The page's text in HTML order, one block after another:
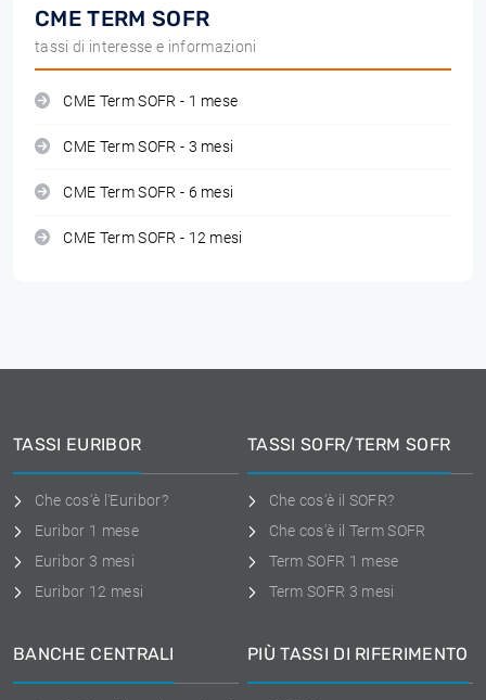
CME TERM SOFR
tassi di interesse e informazioni
CME Term SOFR - 1 mese
CME Term SOFR - 3 mesi
CME Term SOFR - 6 mesi
CME Term SOFR - 12 mesi
TASSI EURIBOR
Che cos'è l'Euribor?
Euribor 1 mese
Euribor 3 mesi
Euribor 12 mesi
TASSI SOFR/TERM SOFR
Che cos'è il SOFR?
Che cos'è il Term SOFR
Term SOFR 1 mese
Term SOFR 3 mesi
BANCHE CENTRALI PIÙ TASSI DI RIFERIMENTO